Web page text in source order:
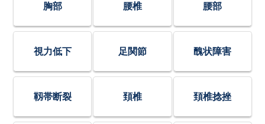
胸部 腰椎 腰部
視力低下 足関節 醜状障害
靱帯断裂 頚椎 頚椎捻挫